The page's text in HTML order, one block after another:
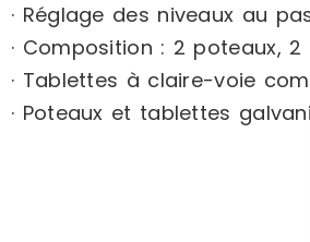
· Réglage des niveaux au
· Composition : 2 poteaux,
· Tablettes à claire-voie
· Poteaux et tablettes